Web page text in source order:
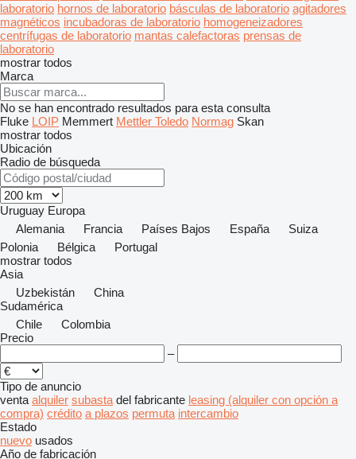
laboratorio hornos de laboratorio básculas de laboratorio agitadores
magnéticos incubadoras de laboratorio homogeneizadores
centrífugas de laboratorio mantas calefactoras prensas de
laboratorio
mostrar todos
Marca
No se han encontrado resultados para esta consulta
Fluke LOIP Memmert Mettler Toledo Normag Skan
mostrar todos
Ubicación
Radio de búsqueda
Uruguay Europa
Alemania
Francia Países Bajos España
Suiza
Polonia
Bélgica
Portugal
mostrar todos
Asia
Uzbekistán
China
Sudamérica
Chile
Colombia
Precio
–
Tipo de anuncio
venta alquiler subasta del fabricante leasing (alquiler con opción a
compra) crédito a plazos permuta intercambio
Estado
nuevo usados
Año de fabricación